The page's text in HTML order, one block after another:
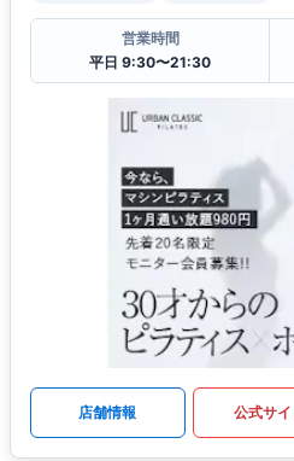
営業時間
平日 9:30〜21:30
店舗情報 公式サイ